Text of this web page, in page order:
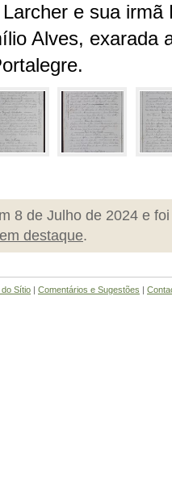
e sua irmã
Alves, exarada
8 de Julho de 2024 e foi
destaque.
do Sítio Comentários e Sugestões